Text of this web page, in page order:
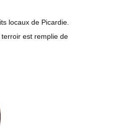
locaux de Picardie.
est remplie de